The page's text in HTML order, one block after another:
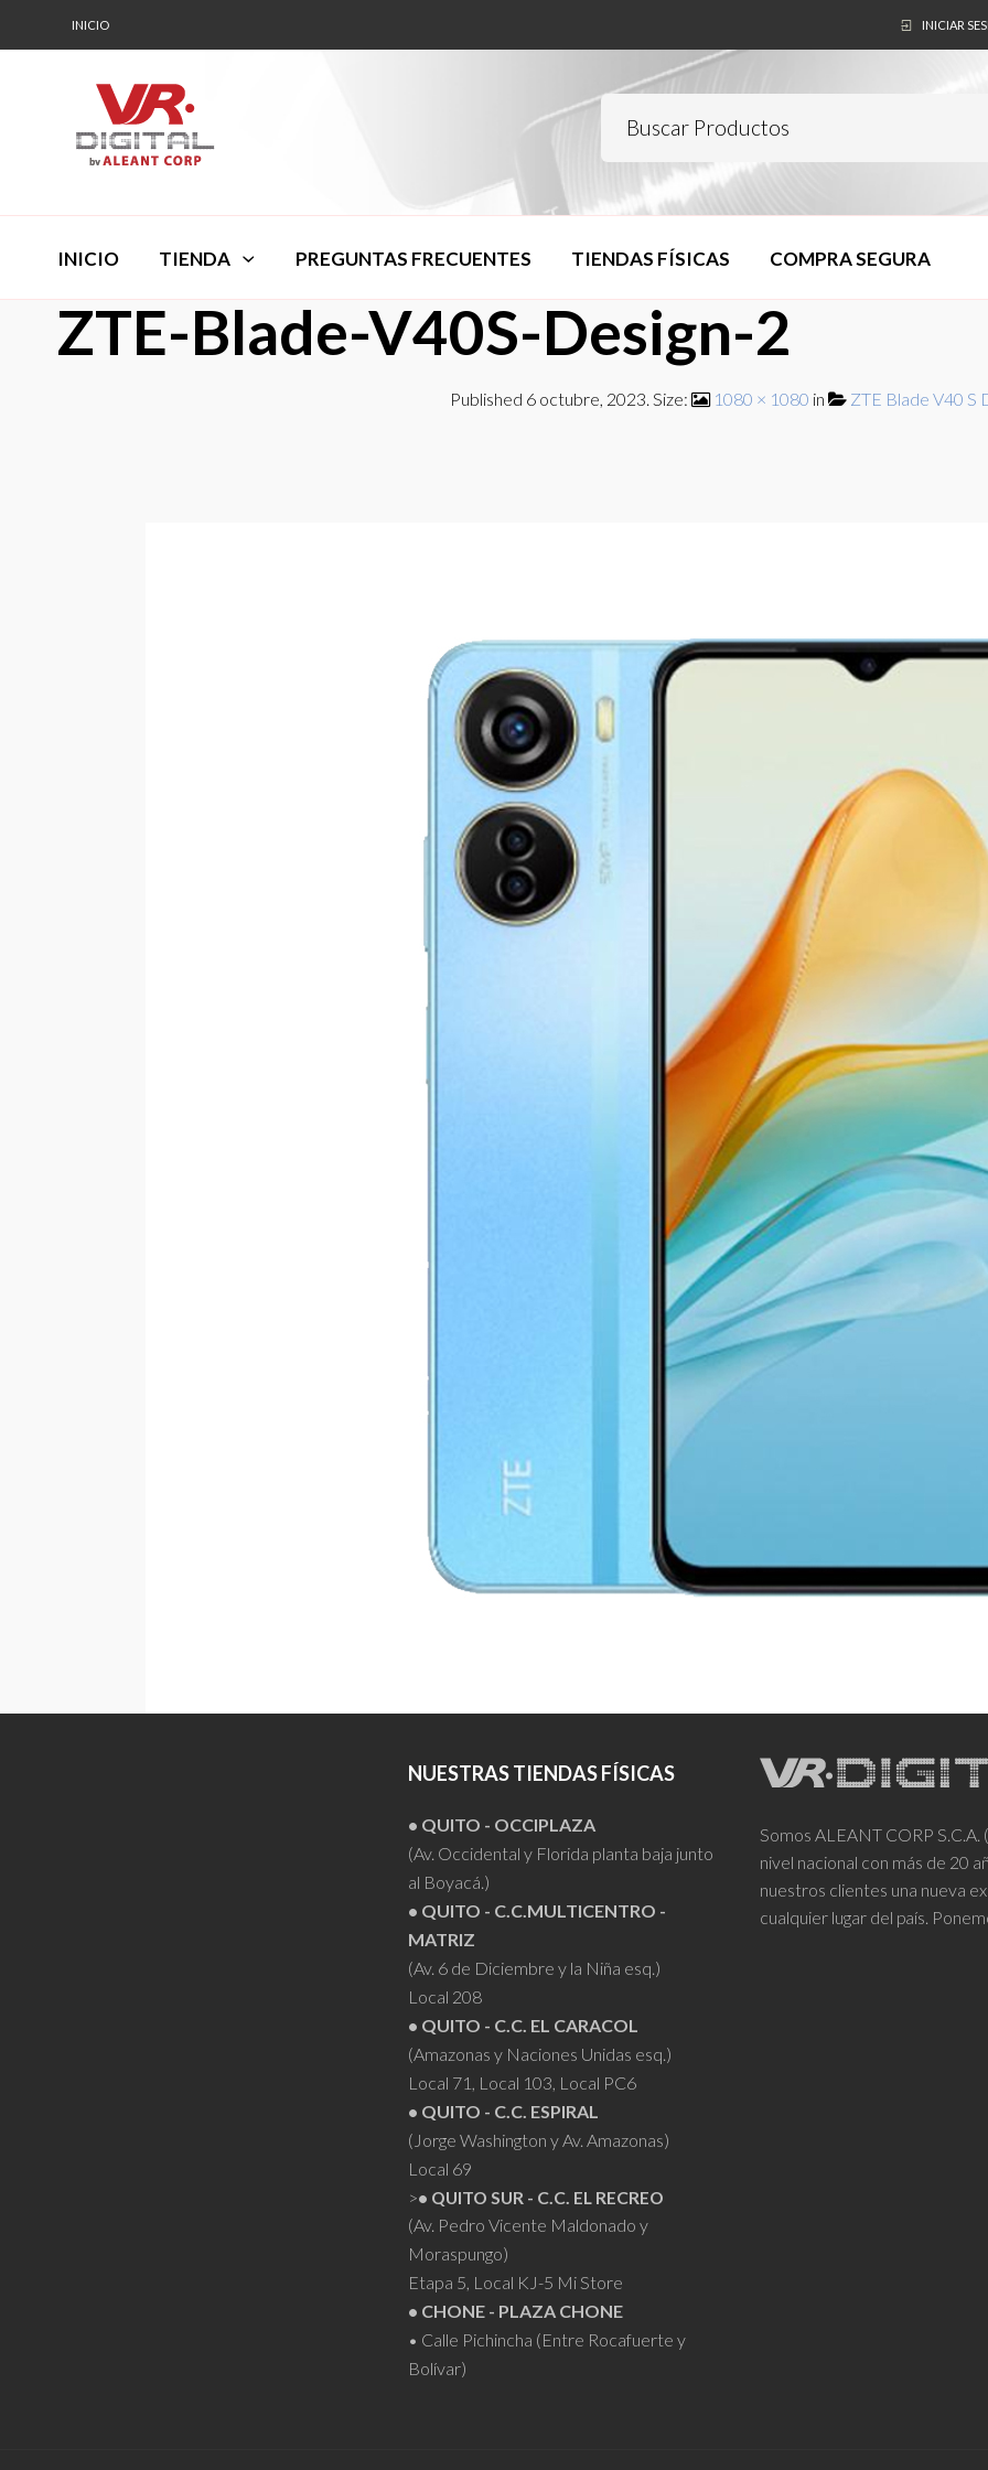
INICIO INICIAR
INICIO TIENDA PREGUNTAS FRECUENTES TIENDAS FÍSICAS COMPRA SEGURA
ZTE-Blade-V40S-Design-2
Published 6 octubre, 2023. Size: 1080 × 1080 in ZTE Blade V40 S
NUESTRAS TIENDAS FÍSICAS
• QUITO - OCCIPLAZA
(Av. Occidental y Florida planta baja junto
al Boyacá.)
• QUITO - C.C.MULTICENTRO -
MATRIZ
(Av. 6 de Diciembre y la Niña esq.)
Local 208
• QUITO - C.C. EL CARACOL
(Amazonas y Naciones Unidas esq.)
Local 71, Local 103, Local PC6
• QUITO - C.C. ESPIRAL
(Jorge Washington y Av. Amazonas)
Local 69
>• QUITO SUR - C.C. EL RECREO
(Av. Pedro Vicente Maldonado y
Moraspungo)
Etapa 5, Local KJ-5 Mi Store
• CHONE - PLAZA CHONE
• Calle Pichincha (Entre Rocafuerte y
Bolívar)
Somos ALEANT CORP
nivel nacional con más de 20
nuestros clientes una nueva
cualquier lugar del país.